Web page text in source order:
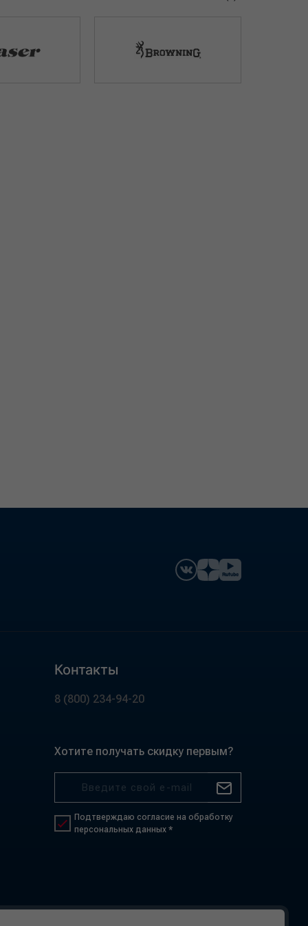
Контакты
8 (800) 234-94-20
Хотите получать скидку первым?
Подтверждаю согласие на обработку
персональных данных *